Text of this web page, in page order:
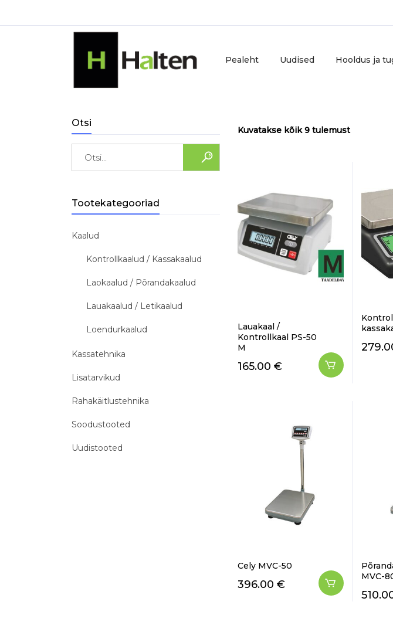
Pealeht Uudised Hooldus ja
Kuvatakse kõik 9 tulemustSorteeritud
Lauakaal /
Kontrollkaal PS-50
M
165.00 €
Cely MVC-50
396.00 €
MVC-
Otsi
Tootekategooriad
Kaalud
Kontrollkaalud / Kassakaalud
Laokaalud / Põrandakaalud
Lauakaalud / Letikaalud
Loendurkaalud
Kassatehnika
Lisatarvikud
Rahakäitlustehnika
Soodustooted
Uudistooted